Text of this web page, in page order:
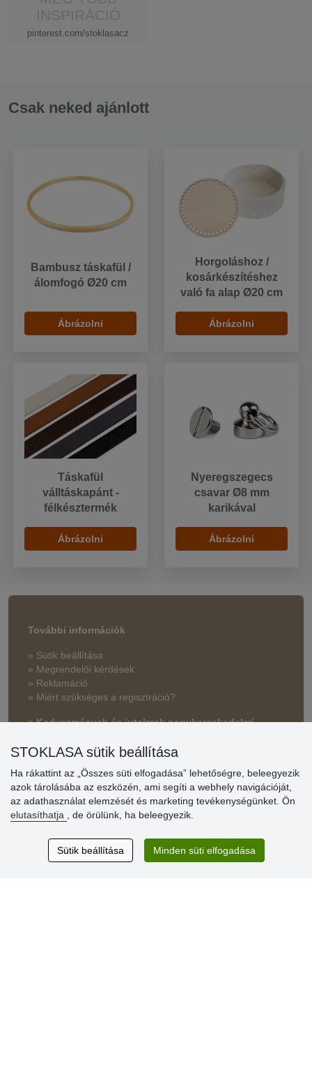
pinterest.com/stoklasacz
Csak neked ajánlott
Bambusz táskafül /
álomfogó Ø20 cm
Ábrázolni
Horgoláshoz /
kosárkészítéshez
való fa alap Ø20 cm
Ábrázolni
Táskafül
válltáskapánt -
félkésztermék
Ábrázolni
Nyeregszegecs
csavar Ø8 mm
karikával
Ábrázolni
További információk
» Sütik beállítása
» Megrendelői kérdések
» Reklamáció
» Miért szükséges a regisztráció?
» Kedvezmények és jutalmak nagykereskedelmi
Vásárlók
Excellent service
STOKLASA sütik beállítása
Ha rákattint az „Összes süti elfogadása” lehetőségre, beleegyezik
azok tárolásába az eszközén, ami segíti a webhely navigációját,
az adathasználat elemzését és marketing tevékenységünket. Ön
elutasíthatja
, de örülünk, ha beleegyezik.
Sütik beállítása Minden süti elfogadása